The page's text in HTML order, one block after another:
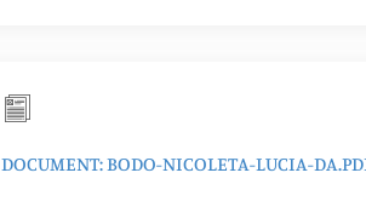
DOCUMENT: BODO-NICOLETA-LUCIA-